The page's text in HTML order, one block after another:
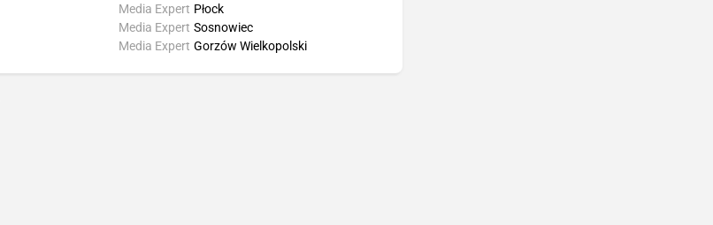
Media Expert Płock
Media Expert Sosnowiec
Media Expert Gorzów Wielkopolski